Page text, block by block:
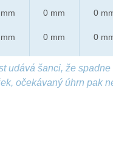
0 mm
0 mm
0
0
udává šanci, že
očekávaný úhrn pak